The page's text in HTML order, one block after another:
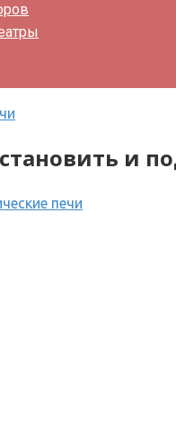
и
печи